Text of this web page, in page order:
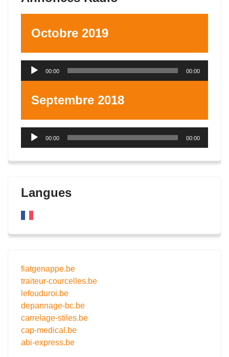
Octobre 2019
Lecteur
00:00 00:00
Septembre 2018
Lecteur
00:00 00:00
Langues
fiatgenappe.be
traiteur-courcelles.be
lefouduroi.be
depannage-bc.be
carrelage-stiles.be
cap-medical.be
abi-express.be